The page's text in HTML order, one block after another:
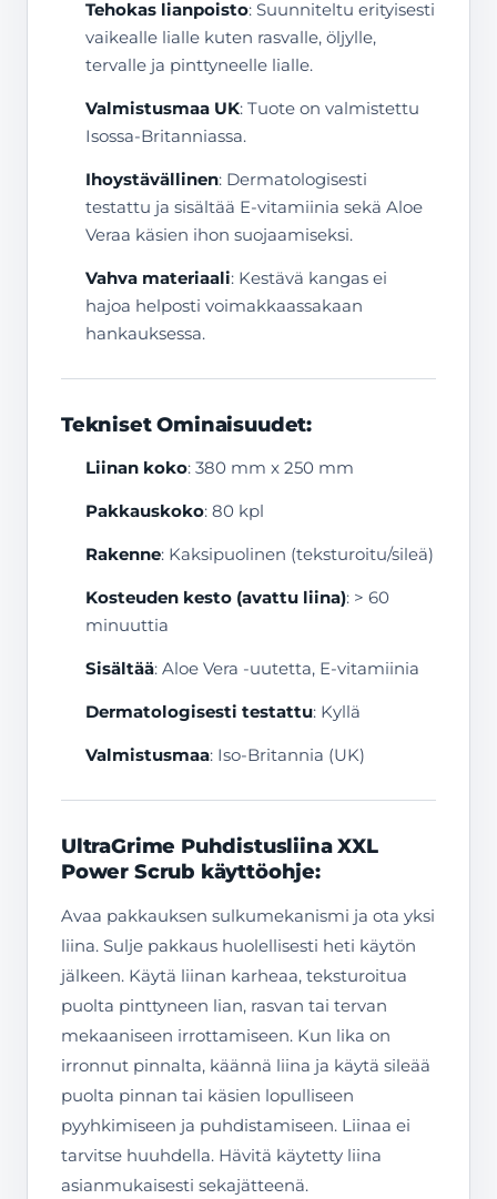
Tehokas lianpoisto: Suunniteltu erityisesti
vaikealle lialle kuten rasvalle, öljylle,
tervalle ja pinttyneelle lialle.
Valmistusmaa UK: Tuote on valmistettu
Isossa-Britanniassa.
Ihoystävällinen: Dermatologisesti
testattu ja sisältää E-vitamiinia sekä Aloe
Veraa käsien ihon suojaamiseksi.
Vahva materiaali: Kestävä kangas ei
hajoa helposti voimakkaassakaan
hankauksessa.
Tekniset Ominaisuudet:
Liinan koko: 380 mm x 250 mm
Pakkauskoko: 80 kpl
Rakenne: Kaksipuolinen (teksturoitu/sileä)
Kosteuden kesto (avattu liina): > 60
minuuttia
Sisältää: Aloe Vera -uutetta, E-vitamiinia
Dermatologisesti testattu: Kyllä
Valmistusmaa: Iso-Britannia (UK)
UltraGrime Puhdistusliina XXL
Power Scrub käyttöohje:
Avaa pakkauksen sulkumekanismi ja ota yksi
liina. Sulje pakkaus huolellisesti heti käytön
jälkeen. Käytä liinan karheaa, teksturoitua
puolta pinttyneen lian, rasvan tai tervan
mekaaniseen irrottamiseen. Kun lika on
irronnut pinnalta, käännä liina ja käytä sileää
puolta pinnan tai käsien lopulliseen
pyyhkimiseen ja puhdistamiseen. Liinaa ei
tarvitse huuhdella. Hävitä käytetty liina
asianmukaisesti sekajätteenä.